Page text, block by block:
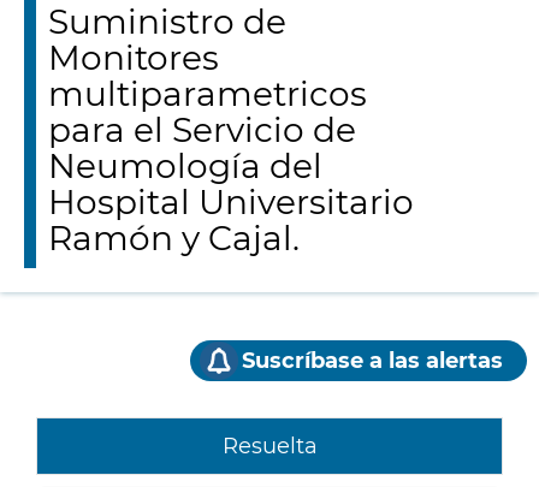
Suministro de
Monitores
multiparametricos
para el Servicio de
Neumología del
Hospital Universitario
Ramón y Cajal.
Suscríbase a las alertas
Resuelta